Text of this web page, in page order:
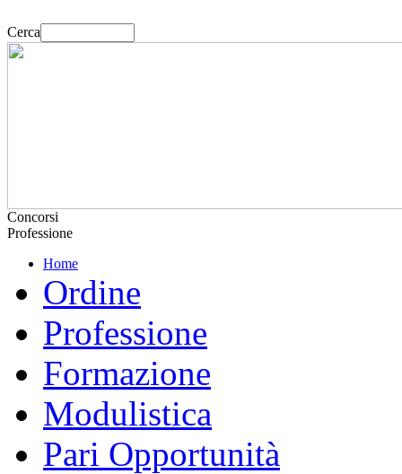
Cerca
Concorsi
Professione
Home
Ordine
Professione
Formazione
Modulistica
Pari Opportunità